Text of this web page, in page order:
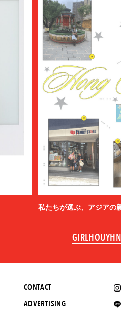
私たちが選ぶ、アジアの
CONTACT
ADVERTISING